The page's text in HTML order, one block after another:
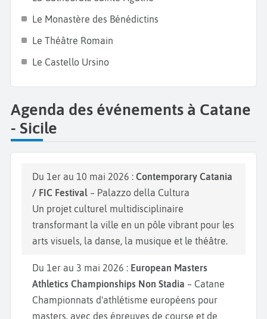
Jardin Public, idéal pour une balade tranquille avec
Ne manquez pas également la
Cuti pour un bain de soleil, et découvrez des sites
Le Monastère des Bénédictins
Le Théâtre Romain
Le Castello Ursino
Agenda des événements à Catane
- Sicile
Du 1er au 10 mai 2026 : Contemporary Catania
/ FIC Festival – Palazzo della Cultura
Un projet culturel multidisciplinaire
transformant la ville en un pôle vibrant pour les
arts visuels, la danse, la musique et le théâtre.
Du 1er au 3 mai 2026 : European Masters
Athletics Championships Non Stadia – Catane
Championnats d'athlétisme européens pour
masters, avec des épreuves de course et de